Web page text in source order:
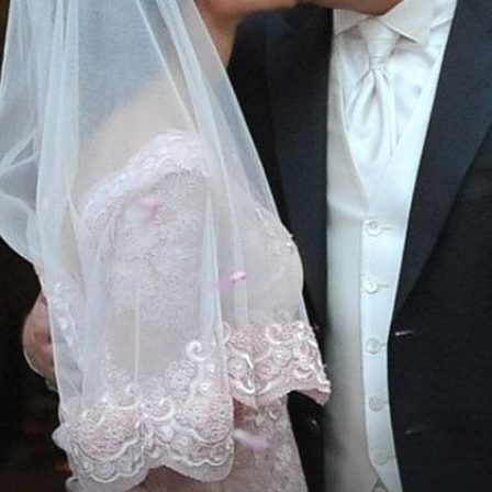
Laura Vrabec)
OGLASILA SE I DORIS
Od komentiranja nove pjesme Borisa
Rogoznice nije se suzdržala čak ni bivša
supruga: "Sad znam da sam uspio"